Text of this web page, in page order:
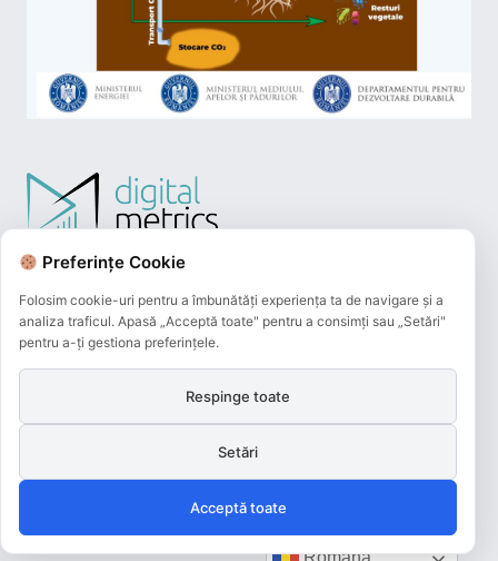
Plățile online efectuate pe acest site
sunt procesate de către Netopia Payments
și beneficiază de 3D-Secure.
Preferințe Cookie
Folosim cookie-uri pentru a îmbunătăți experiența ta de navigare și a
analiza traficul. Apasă „Acceptă toate" pentru a consimți sau „Setări"
pentru a-ți gestiona preferințele.
Respinge toate
Setări
Acceptă toate